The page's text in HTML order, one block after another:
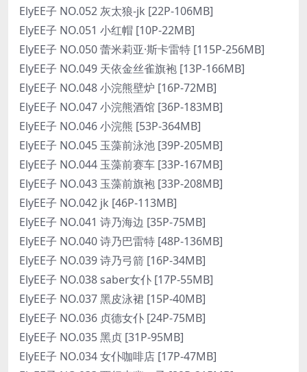
ElyEE子 NO.052 灰太狼-jk [22P-106MB]
ElyEE子 NO.051 小红帽 [10P-22MB]
ElyEE子 NO.050 蕾米莉亚·斯卡雷特 [115P-256MB]
ElyEE子 NO.049 天依金丝雀旗袍 [13P-166MB]
ElyEE子 NO.048 小浣熊壁炉 [16P-72MB]
ElyEE子 NO.047 小浣熊酒馆 [36P-183MB]
ElyEE子 NO.046 小浣熊 [53P-364MB]
ElyEE子 NO.045 玉藻前泳池 [39P-205MB]
ElyEE子 NO.044 玉藻前赛车 [33P-167MB]
ElyEE子 NO.043 玉藻前旗袍 [33P-208MB]
ElyEE子 NO.042 jk [46P-113MB]
ElyEE子 NO.041 诗乃海边 [35P-75MB]
ElyEE子 NO.040 诗乃巴雷特 [48P-136MB]
ElyEE子 NO.039 诗乃弓箭 [16P-34MB]
ElyEE子 NO.038 saber女仆 [17P-55MB]
ElyEE子 NO.037 黑皮泳裙 [15P-40MB]
ElyEE子 NO.036 贞德女仆 [24P-75MB]
ElyEE子 NO.035 黑贞 [31P-95MB]
ElyEE子 NO.034 女仆咖啡店 [17P-47MB]